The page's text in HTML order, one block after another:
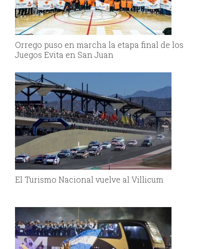
Orrego puso en marcha la etapa final de los
Juegos Evita en San Juan
El Turismo Nacional vuelve al Villicum